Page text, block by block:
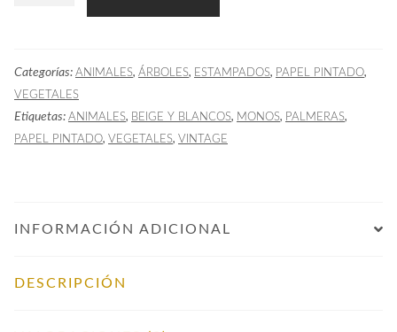
Jouy
Palmeras
Blanco
Categorías: ANIMALES, ÁRBOLES, ESTAMPADOS, PAPEL PINTADO,
VEGETALES
Etiquetas: ANIMALES, BEIGE Y BLANCOS, MONOS, PALMERAS,
PAPEL PINTADO, VEGETALES, VINTAGE
INFORMACIÓN ADICIONAL
DESCRIPCIÓN